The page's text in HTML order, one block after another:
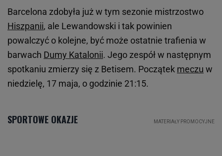
Barcelona zdobyła już w tym sezonie mistrzostwo
Hiszpanii, ale Lewandowski i tak powinien
powalczyć o kolejne, być może ostatnie trafienia w
barwach Dumy Katalonii. Jego zespół w następnym
spotkaniu zmierzy się z Betisem. Początek meczu w
niedzielę, 17 maja, o godzinie 21:15.